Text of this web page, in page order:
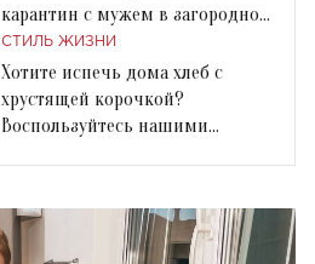
карантин с мужем в загородном
доме
СТИЛЬ ЖИЗНИ
Хотите испечь дома хлеб с
хрустящей корочкой?
Воспользуйтесь нашими